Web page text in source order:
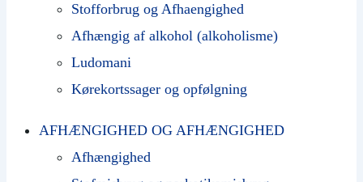
Stofforbrug og Afhaengighed
Afhængig af alkohol (alkoholisme)
Ludomani
Kørekortssager og opfølgning
AFHÆNGIGHED OG AFHÆNGIGHED
Afhængighed